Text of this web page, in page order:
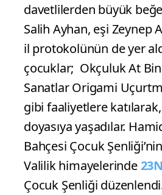
davetlilerden büyük
Salih Ayhan, eşi Zeynep
il protokolünün de yer
çocuklar; Okçuluk At
Sanatlar Origami
gibi faaliyetlere
doyasıya yaşadılar.
Bahçesi Çocuk
Valilik himayelerinde
Çocuk Şenliği